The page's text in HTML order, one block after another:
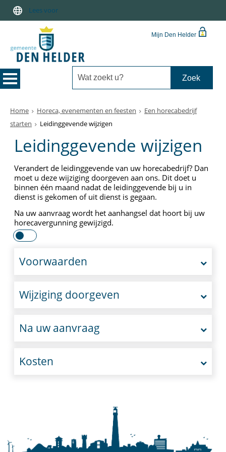
Lees voor
Mijn Den Helder
Home Horeca, evenementen en feesten
Een horecabedrijf
starten
Leidinggevende wijzigen
Leidinggevende wijzigen
Verandert de leidinggevende van uw horecabedrijf? Dan
moet u deze wijziging doorgeven aan ons. Dit doet u
binnen één maand nadat de leidinggevende bij u in
dienst is gekomen of uit dienst is gegaan.
Na uw aanvraag wordt het aanhangsel dat hoort bij uw
horecavergunning gewijzigd.
Voorwaarden
Wijziging doorgeven
Na uw aanvraag
Kosten